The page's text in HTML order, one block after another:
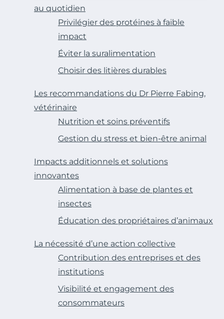
au quotidien
Privilégier des protéines à faible
impact
Éviter la suralimentation
Choisir des litières durables
Les recommandations du Dr Pierre Fabing,
vétérinaire
Nutrition et soins préventifs
Gestion du stress et bien-être animal
Impacts additionnels et solutions
innovantes
Alimentation à base de plantes et
insectes
Éducation des propriétaires d’animaux
La nécessité d’une action collective
Contribution des entreprises et des
institutions
Visibilité et engagement des
consommateurs